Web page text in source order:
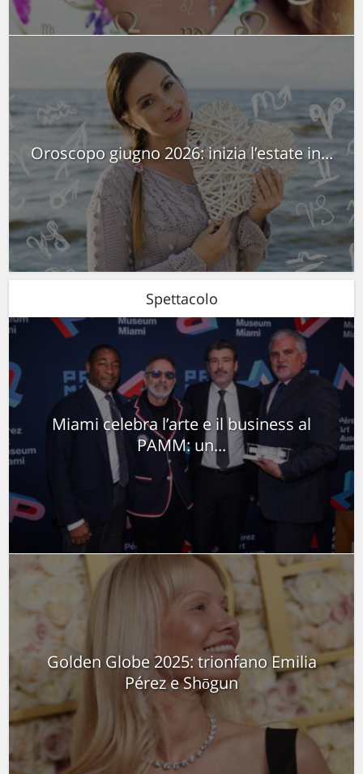
Oroscopo giugno 2026: inizia l’estate in...
Spettacolo
Miami celebra l’arte e il business al
PAMM: un...
Golden Globe 2025: trionfano Emilia
Pérez e Shōgun